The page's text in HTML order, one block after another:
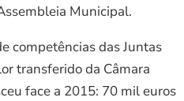
Municipal.
competências das Juntas
transferido da Câmara
face a 2015: 70 mil euros